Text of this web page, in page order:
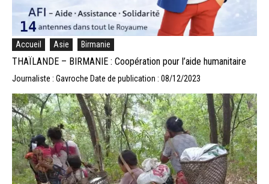
Accueil Asie Birmanie
THAÏLANDE – BIRMANIE : Coopération pour l’aide humanitaire
Journaliste : Gavroche Date de publication : 08/12/2023